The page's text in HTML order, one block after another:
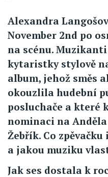
Alexandra
November 2nd po
na scénu.
kytaristky stylově
album, jehož směs
okouzlila hudební
posluchače a které
nominaci na
Žebřík. Co
a jakou muziku
Jak ses dostala k